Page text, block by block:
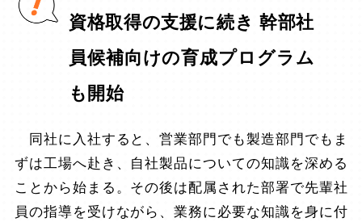
資格取得の支援に続き 幹部社
員候補向けの育成プログラム
も開始
同社に入社すると、営業部門でも製造部門でもま
ずは工場へ赴き、自社製品についての知識を深める
ことから始まる。その後は配属された部署で先輩社
員の指導を受けながら、業務に必要な知識を身に付